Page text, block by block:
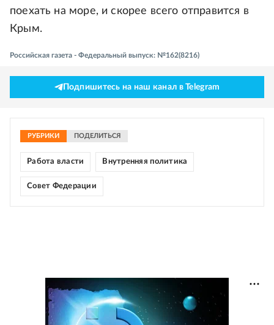
поехать на море, и скорее всего отправится в
Крым.
Российская газета - Федеральный выпуск: №162(8216)
Подпишитесь на наш канал в Telegram
РУБРИКИ ПОДЕЛИТЬСЯ
Работа власти Внутренняя политика
Совет Федерации